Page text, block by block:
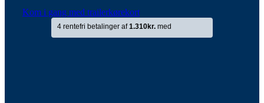
Kom i gang med trailerkørekort